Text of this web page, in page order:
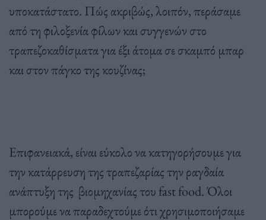
υποκατάστατο. Πώς ακριβώς, λοιπόν, περάσαμε
από τη φιλοξενία φίλων και συγγενών στο
τραπεζοκαθίσματα για έξι άτομα σε σκαμπό μπαρ
και στον πάγκο της κουζίνας;
Επιφανειακά, είναι εύκολο να κατηγορήσουμε για
την κατάρρευση της τραπεζαρίας την ραγδαία
ανάπτυξη της βιομηχανίας του fast food. Όλοι
μπορούμε να παραδεχτούμε ότι χρησιμοποιήσαμε